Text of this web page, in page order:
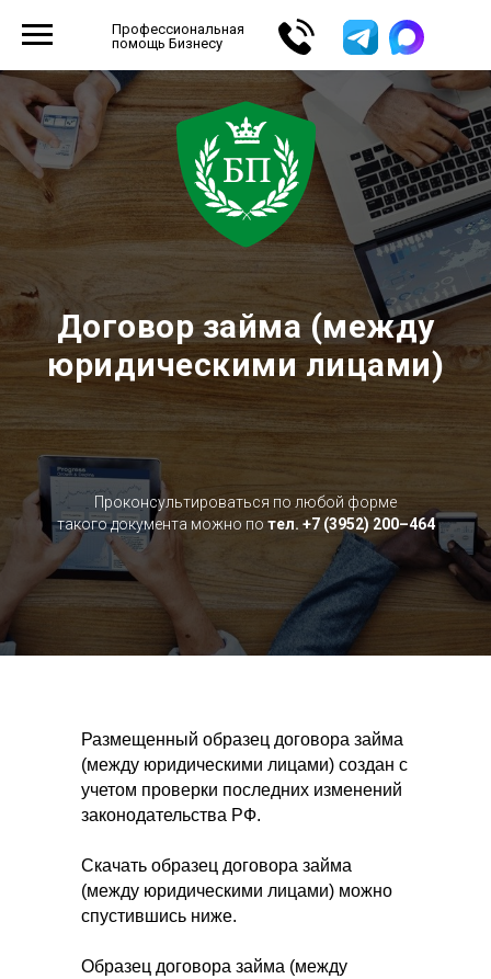
Профессиональная
помощь Бизнесу
Договор займа (между
юридическими лицами)
Проконсультироваться по любой форме
такого документа можно по тел. +7 (3952) 200–464
Размещенный образец договора займа
(между юридическими лицами) создан с
учетом проверки последних изменений
законодательства РФ.
Скачать образец договора займа
(между юридическими лицами) можно
спустившись ниже.
Образец договора займа (между